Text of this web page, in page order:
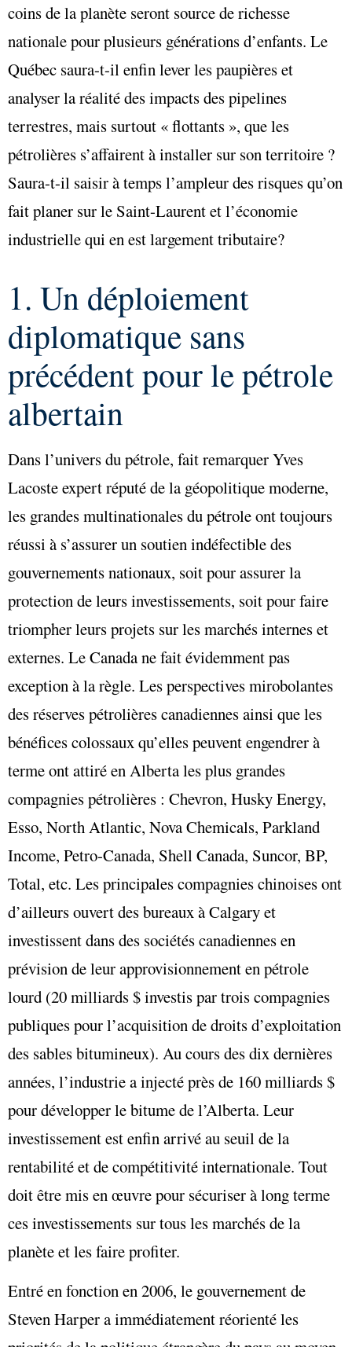
coins de la planète seront source de richesse
nationale pour plusieurs générations d’enfants. Le
Québec saura-t-il enfin lever les paupières et
analyser la réalité des impacts des pipelines
terrestres, mais surtout « flottants », que les
pétrolières s’affairent à installer sur son territoire ?
Saura-t-il saisir à temps l’ampleur des risques qu’on
fait planer sur le Saint-Laurent et l’économie
industrielle qui en est largement tributaire?
1. Un déploiement
diplomatique sans
précédent pour le pétrole
albertain
Dans l’univers du pétrole, fait remarquer Yves
Lacoste expert réputé de la géopolitique moderne,
les grandes multinationales du pétrole ont toujours
réussi à s’assurer un soutien indéfectible des
gouvernements nationaux, soit pour assurer la
protection de leurs investissements, soit pour faire
triompher leurs projets sur les marchés internes et
externes. Le Canada ne fait évidemment pas
exception à la règle. Les perspectives mirobolantes
des réserves pétrolières canadiennes ainsi que les
bénéfices colossaux qu’elles peuvent engendrer à
terme ont attiré en Alberta les plus grandes
compagnies pétrolières : Chevron, Husky Energy,
Esso, North Atlantic, Nova Chemicals, Parkland
Income, Petro-Canada, Shell Canada, Suncor, BP,
Total, etc. Les principales compagnies chinoises ont
d’ailleurs ouvert des bureaux à Calgary et
investissent dans des sociétés canadiennes en
prévision de leur approvisionnement en pétrole
lourd (20 milliards $ investis par trois compagnies
publiques pour l’acquisition de droits d’exploitation
des sables bitumineux). Au cours des dix dernières
années, l’industrie a injecté près de 160 milliards $
pour développer le bitume de l’Alberta. Leur
investissement est enfin arrivé au seuil de la
rentabilité et de compétitivité internationale. Tout
doit être mis en œuvre pour sécuriser à long terme
ces investissements sur tous les marchés de la
planète et les faire profiter.
Entré en fonction en 2006, le gouvernement de
Steven Harper a immédiatement réorienté les